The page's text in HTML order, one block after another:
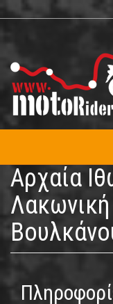
Παράκαμψη
προς
περιεχόμενο
Αρχαία